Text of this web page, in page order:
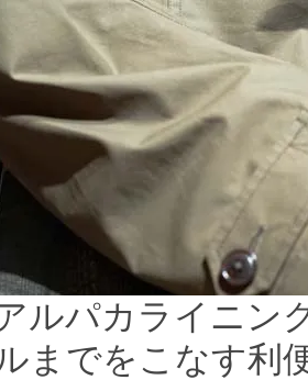
ルパカライニン
までをこなす利